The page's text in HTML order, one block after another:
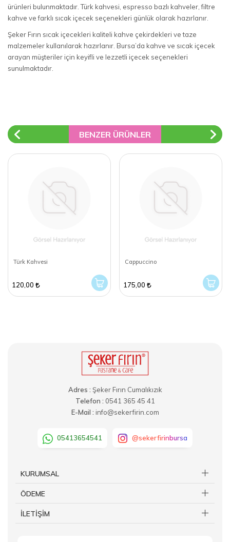
ürünleri bulunmaktadır. Türk kahvesi, espresso bazlı kahveler, filtre
kahve ve farklı sıcak içecek seçenekleri günlük olarak hazırlanır.
Şeker Fırın sıcak içecekleri kaliteli kahve çekirdekleri ve taze
malzemeler kullanılarak hazırlanır. Bursa’da kahve ve sıcak içecek
arayan müşteriler için keyifli ve lezzetli içecek seçenekleri
sunulmaktadır.
BENZER ÜRÜNLER
Türk Kahvesi
120,00
Cappuccino
175,00
Adres : Şeker Fırın Cumalıkızık
Telefon : 0541 365 45 41
E-Mail : info@sekerfirin.com
05413654541 @sekerfirinbursa
KURUMSAL
ÖDEME
İLETİŞİM